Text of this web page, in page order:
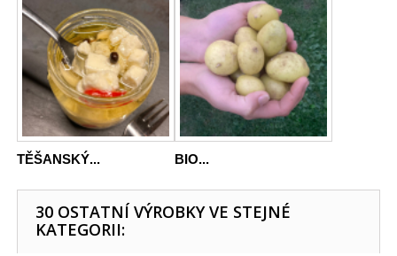
TĚŠANSKÝ... BIO...
30 OSTATNÍ VÝROBKY VE STEJNÉ
KATEGORII: